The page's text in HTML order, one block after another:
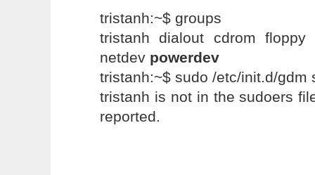
tristanh:~$ groups
tristanh dialout cdrom floppy
netdev powerdev
tristanh:~$ sudo /etc/init.d/gdm
tristanh is not in the sudoers
reported.